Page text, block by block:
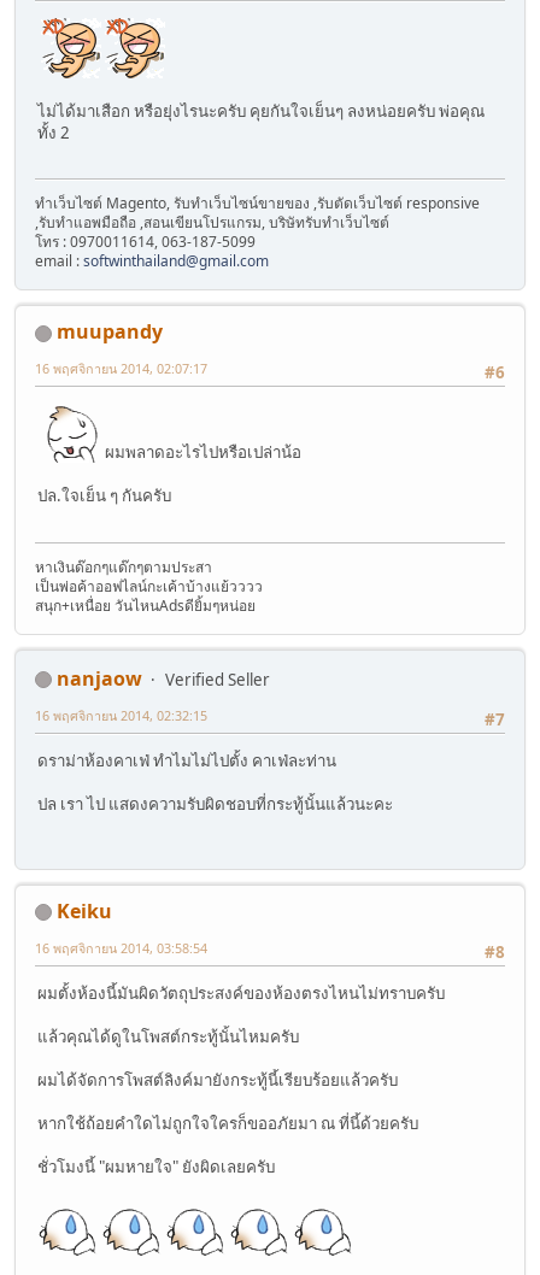
ไม่ได้มาเสือก หรือยุ่งไรนะครับ คุยกันใจเย็นๆ ลงหน่อยครับ พ่อคุณ
ทั้ง 2
ทำเว็บไซต์ Magento, รับทำเว็บไซน์ขายของ ,รับตัดเว็บไซต์ responsive
,รับทำแอพมือถือ ,สอนเขียนโปรแกรม, บริษัทรับทำเว็บไซต์
โทร : 0970011614, 063-187-5099
email :softwinthailand@gmail.com
muupandy
#6
16 พฤศจิกายน 2014, 02:07:17
ผมพลาดอะไรไปหรือเปล่าน้อ
ปล.ใจเย็น ๆ กันครับ
หาเงินด๊อกๆแด๊กๆตามประสา
เป็นพ่อค้าออฟไลน์กะเค้าบ้างแย้วววว
สนุก+เหนื่อย วันไหนAdsดียิ้มๆหน่อย
nanjaow
Verified Seller
#7
16 พฤศจิกายน 2014, 02:32:15
ดราม่าห้องคาเฟ่ ทำไมไม่ไปตั้ง คาเฟ่ละท่าน
ปล เรา ไป แสดงความรับผิดชอบที่กระทู้นั้นแล้วนะคะ
Keiku
#8
16 พฤศจิกายน 2014, 03:58:54
ผมตั้งห้องนี้มันผิดวัตถุประสงค์ของห้องตรงไหนไม่ทราบครับ
แล้วคุณได้ดูในโพสต์กระทู้นั้นไหมครับ
ผมได้จัดการโพสต์ลิงค์มายังกระทู้นี้เรียบร้อยแล้วครับ
หากใช้ถ้อยคำใดไม่ถูกใจใครก็ขออภัยมา ณ ที่นี้ด้วยครับ
ชั่วโมงนี้ "ผมหายใจ" ยังผิดเลยครับ